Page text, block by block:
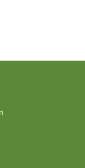
amhola